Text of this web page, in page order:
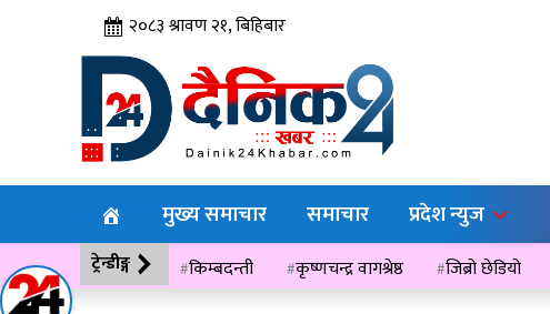
२०८३ श्रावण २१, बिहिबार
मुख्य समाचार समाचार प्रदेश न्युज
ट्रेन्डीङ्ग किम्बदन्ती कृष्णचन्द्र वागश्रेष्ठ जिब्रो छेडियो